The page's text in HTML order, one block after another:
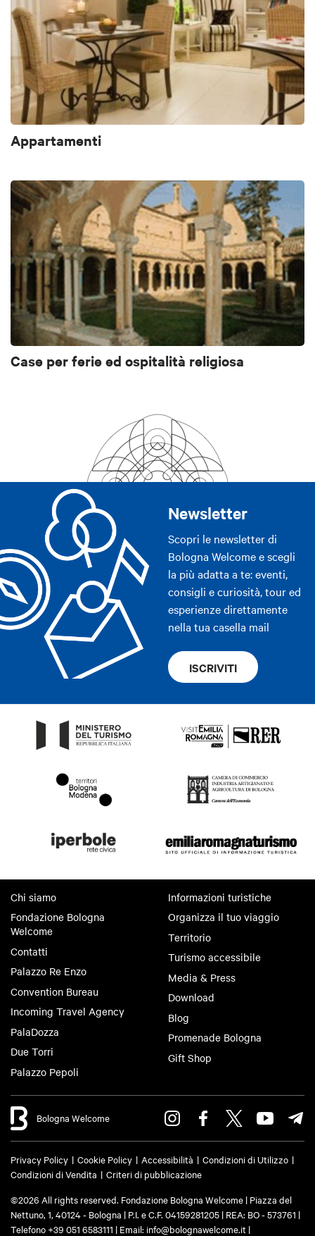
Appartamenti
Case per ferie ed ospitalità religiosa
Newsletter
Scopri le newsletter di
Bologna Welcome e scegli
la più adatta a te: eventi,
consigli e curiosità, tour ed
esperienze direttamente
nella tua casella mail
ISCRIVITI
Chi siamo
Fondazione Bologna
Welcome
Contatti
Palazzo Re Enzo
Convention Bureau
Incoming Travel Agency
PalaDozza
Due Torri
Palazzo Pepoli
Informazioni turistiche
Organizza il tuo viaggio
Territorio
Turismo accessibile
Media & Press
Download
Blog
Promenade Bologna
Gift Shop
Bologna Welcome
Privacy Policy Cookie Policy Accessibilità
Condizioni di Utilizzo
Condizioni di Vendita
Criteri di pubblicazione
©2026 All rights reserved. Fondazione Bologna Welcome | Piazza del
Nettuno, 1, 40124 - Bologna | P.I. e C.F. 04159281205 | REA: BO - 573761 |
Telefono +39 051 6583111 | Email: info@bolognawelcome.it |